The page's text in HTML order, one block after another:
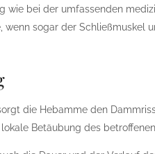
wie bei der umfassenden
sogar der Schließmuskel
die Hebamme den
Betäubung des